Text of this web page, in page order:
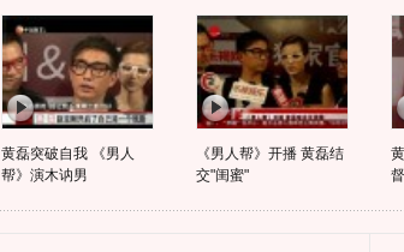
黄磊突破自我 《男人
帮》演木讷男
《男人帮》开播 黄磊结
交"闺蜜"